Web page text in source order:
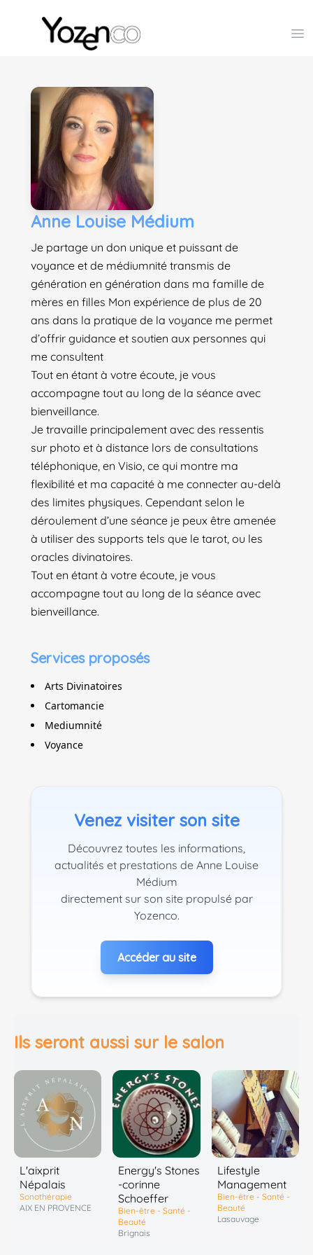
Yozenco - Organisateur de Salons, Evénements et
Anne Louise Médium
Je partage un don unique et puissant de
voyance et de médiumnité transmis de
génération en génération dans ma famille de
mères en filles Mon expérience de plus de 20
ans dans la pratique de la voyance me permet
d’offrir guidance et soutien aux personnes qui
me consultent
Tout en étant à votre écoute, je vous
accompagne tout au long de la séance avec
bienveillance.
Je travaille principalement avec des ressentis
sur photo et à distance lors de consultations
téléphonique, en Visio, ce qui montre ma
flexibilité et ma capacité à me connecter au-delà
des limites physiques. Cependant selon le
déroulement d’une séance je peux être amenée
à utiliser des supports tels que le tarot, ou les
oracles divinatoires.
Tout en étant à votre écoute, je vous
accompagne tout au long de la séance avec
bienveillance.
Services proposés
Arts Divinatoires
Cartomancie
Mediumnité
Voyance
Venez visiter son site
Découvrez toutes les informations,
actualités et prestations de Anne Louise
Médium
directement sur son site propulsé par
Yozenco.
Accéder au site
Ils seront aussi sur le salon
L'aixprit
Népalais
Sonothérapie
AIX EN PROVENCE
Energy's Stones
-corinne
Schoeffer
Bien-être - Santé -
Beauté
Brignais
Lifestyle
Management
Bien-être - Santé -
Beauté
Lasauvage